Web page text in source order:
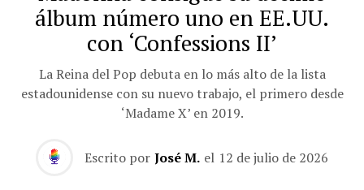
álbum número uno en EE.UU.
con ‘Confessions II’
La Reina del Pop debuta en lo más alto de la lista
estadounidense con su nuevo trabajo, el primero desde
‘Madame X’ en 2019.
Escrito por José M. el 12 de julio de 2026